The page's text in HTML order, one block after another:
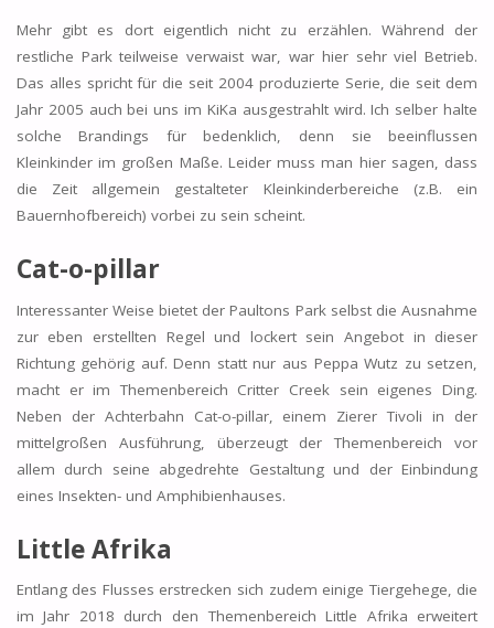
Mehr gibt es dort eigentlich nicht zu erzählen. Während der
restliche Park teilweise verwaist war, war hier sehr viel Betrieb.
Das alles spricht für die seit 2004 produzierte Serie, die seit dem
Jahr 2005 auch bei uns im KiKa ausgestrahlt wird. Ich selber halte
solche Brandings für bedenklich, denn sie beeinflussen
Kleinkinder im großen Maße. Leider muss man hier sagen, dass
die Zeit allgemein gestalteter Kleinkinderbereiche (z.B. ein
Bauernhofbereich) vorbei zu sein scheint.
Cat-o-pillar
Interessanter Weise bietet der Paultons Park selbst die Ausnahme
zur eben erstellten Regel und lockert sein Angebot in dieser
Richtung gehörig auf. Denn statt nur aus Peppa Wutz zu setzen,
macht er im Themenbereich Critter Creek sein eigenes Ding.
Neben der Achterbahn Cat-o-pillar, einem Zierer Tivoli in der
mittelgroßen Ausführung, überzeugt der Themenbereich vor
allem durch seine abgedrehte Gestaltung und der Einbindung
eines Insekten- und Amphibienhauses.
Little Afrika
Entlang des Flusses erstrecken sich zudem einige Tiergehege, die
im Jahr 2018 durch den Themenbereich Little Afrika erweitert